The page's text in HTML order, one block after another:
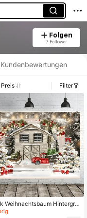
Folgen
7 Follower
Lagerbestandsdetails.
Kundenbewertungen
Preis Filter
Weihnachtsbaum Hintergru
im Winter-Wunderland-Sti